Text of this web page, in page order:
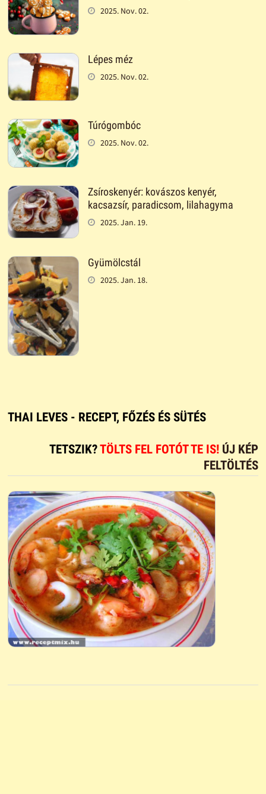
2025. Nov. 02.
Lépes méz
2025. Nov. 02.
Túrógombóc
2025. Nov. 02.
Zsíroskenyér: kovászos kenyér,
kacsazsír, paradicsom, lilahagyma
2025. Jan. 19.
Gyümölcstál
2025. Jan. 18.
THAI LEVES - RECEPT, FŐZÉS ÉS SÜTÉS
TETSZIK?TÖLTS FEL FOTÓT TE IS! ÚJ KÉP
FELTÖLTÉS